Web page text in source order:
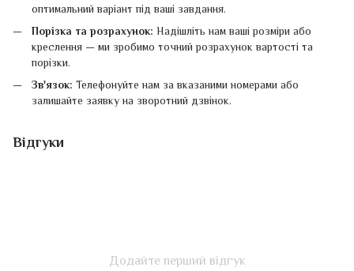
оптимальний варіант під ваші завдання.
Порізка та розрахунок: Надішліть нам ваші розміри або
креслення — ми зробимо точний розрахунок вартості та
порізки.
Зв'язок: Телефонуйте нам за вказаними номерами або
залишайте заявку на зворотний дзвінок.
Відгуки
Додайте перший відгук